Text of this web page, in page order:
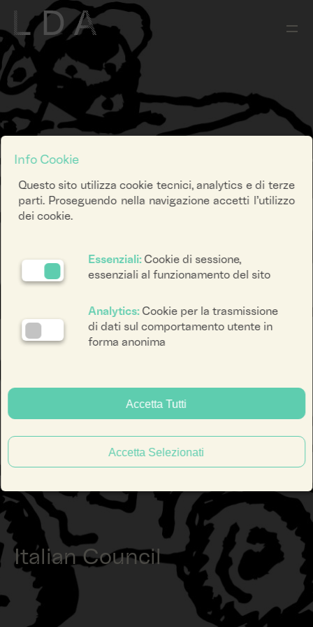
Info Cookie
Questo sito utilizza cookie tecnici, analytics e di terze
parti. Proseguendo nella navigazione accetti l’utilizzo
dei cookie.
Essenziali:Cookie di sessione,
essenziali al funzionamento del sito
Analytics:Cookie per la trasmissione
di dati sul comportamento utente in
forma anonima
Accetta Tutti
Accetta Selezionati
ENG facebook
Italian Council